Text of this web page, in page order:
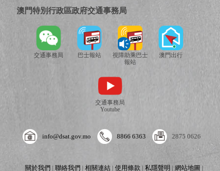
澳門特別行政區政府交通事務局
交通事務局 巴士報站
視障助乘巴士
報站
澳門出行
交通事務局
Youtube
info@dsat.gov.mo 8866 6363 2875 0626
關於我們 |聯絡我們 |相關連結 |使用條款 |私隱聲明 |網站地圖 |